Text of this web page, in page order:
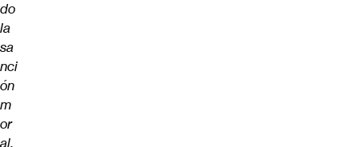
do
la
sa
nci
ón
m
or
al,